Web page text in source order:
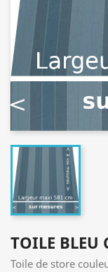
TOILE BLEU
Toile de store